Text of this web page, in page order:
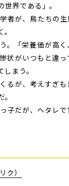
界である」。
者が、鳥たちの
。「栄養価が高
状がいつもと違
まう。
るが、考えすぎ
子だが、ヘタレ
ク）